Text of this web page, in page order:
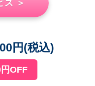
ス ＞
円(税込)
OFF